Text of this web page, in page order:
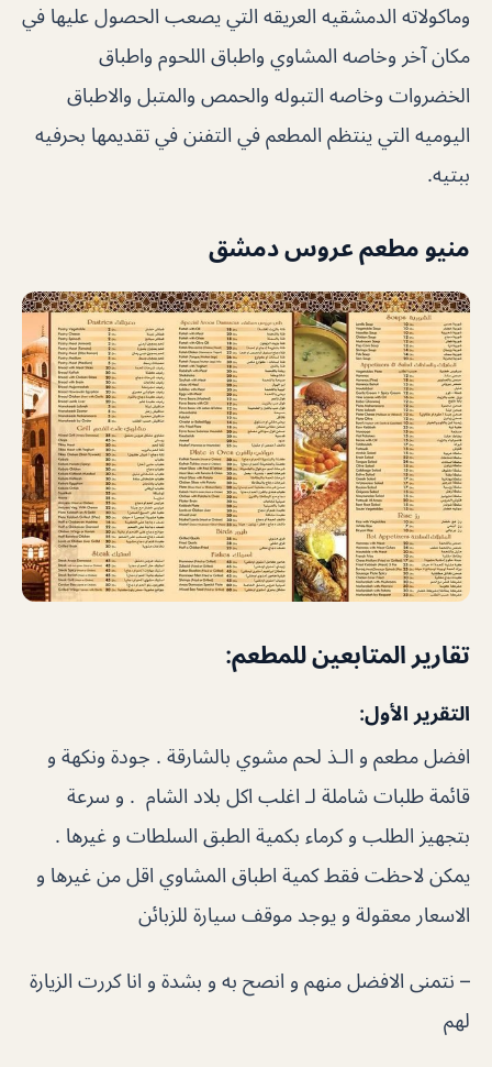
وماكولاته الدمشقيه العريقه التي يصعب الحصول عليها في
مكان آخر وخاصه المشاوي واطباق اللحوم واطباق
الخضروات وخاصه التبوله والحمص والمتبل والاطباق
اليوميه التي ينتظم المطعم في التفنن في تقديمها بحرفيه
ببتيه.
منيو مطعم عروس دمشق
تقارير المتابعين للمطعم:
التقرير الأول:
افضل مطعم و الـذ لحم مشوي بالشارقة . جودة ونكهة و
قائمة طلبات شاملة لـ اغلب اكل بلاد الشام . و سرعة
بتجهيز الطلب و كرماء بكمية الطبق السلطات و غيرها .
يمكن لاحظت فقط كمية اطباق المشاوي اقل من غيرها و
الاسعار معقولة و يوجد موقف سيارة للزبائن
– نتمنى الافضل منهم و انصح به و بشدة و انا كررت الزيارة
لهم